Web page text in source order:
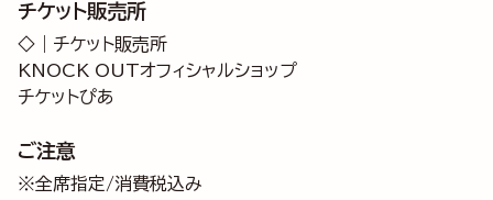
チケット販売所
◇｜チケット販売所
KNOCK OUTオフィシャルショップ
チケットぴあ
ご注意
※全席指定/消費税込み